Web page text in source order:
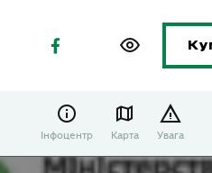
Інфоцентр Карта Увага